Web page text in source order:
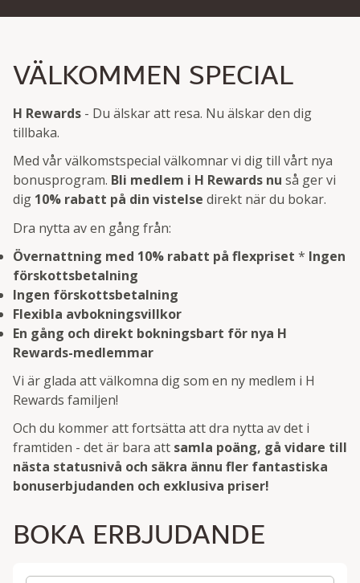
VÄLKOMMEN SPECIAL
H Rewards - Du älskar att resa. Nu älskar den dig
tillbaka.
Med vår välkomstspecial välkomnar vi dig till vårt nya
bonusprogram. Bli medlem i H Rewards nu så ger vi
dig 10% rabatt på din vistelse direkt när du bokar.
Dra nytta av en gång från:
Övernattning med 10% rabatt på flexpriset * Ingen
förskottsbetalning
Ingen förskottsbetalning
Flexibla avbokningsvillkor
En gång och direkt bokningsbart för nya H
Rewards-medlemmar
Vi är glada att välkomna dig som en ny medlem i H
Rewards familjen!
Och du kommer att fortsätta att dra nytta av det i
framtiden - det är bara att samla poäng, gå vidare till
nästa statusnivå och säkra ännu fler fantastiska
bonuserbjudanden och exklusiva priser!
BOKA ERBJUDANDE